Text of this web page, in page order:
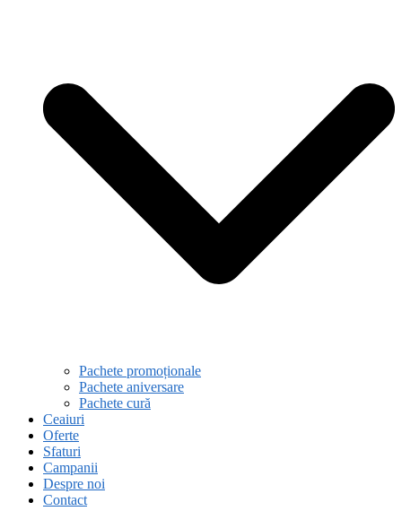
Pachete promoționale
Pachete aniversare
Pachete cură
Ceaiuri
Oferte
Sfaturi
Campanii
Despre noi
Contact